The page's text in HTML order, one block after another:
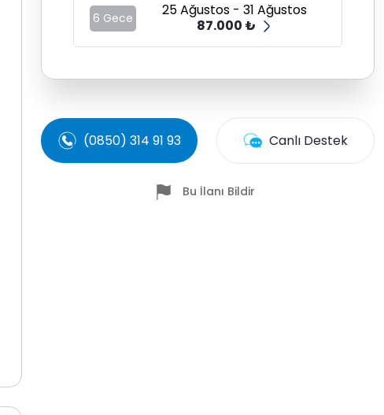
6 Gece
25 Ağustos - 31 Ağustos
87.000 ₺
(0850) 314 91 93 Canlı Destek
Bu İlanı Bildir